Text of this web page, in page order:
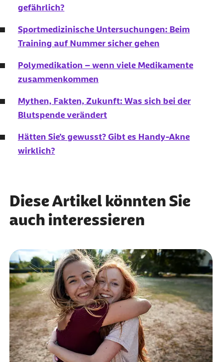
gefährlich?
Sportmedizinische Untersuchungen: Beim
Training auf Nummer sicher gehen
Polymedikation – wenn viele Medikamente
zusammenkommen
Mythen, Fakten, Zukunft: Was sich bei der
Blutspende verändert
Hätten Sie's gewusst? Gibt es Handy-Akne
wirklich?
Diese Artikel könnten Sie
auch interessieren